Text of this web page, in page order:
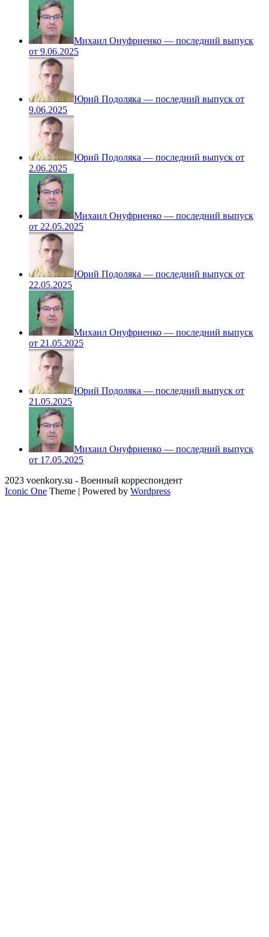
Михаил Онуфриенко — последний выпуск
от 9.06.2025
Юрий Подоляка — последний выпуск от
9.06.2025
Юрий Подоляка — последний выпуск от
2.06.2025
Михаил Онуфриенко — последний выпуск
от 22.05.2025
Юрий Подоляка — последний выпуск от
22.05.2025
Михаил Онуфриенко — последний выпуск
от 21.05.2025
Юрий Подоляка — последний выпуск от
21.05.2025
Михаил Онуфриенко — последний выпуск
от 17.05.2025
2023 voenkory.su - Военный корреспондент
Iconic One Theme | Powered by Wordpress